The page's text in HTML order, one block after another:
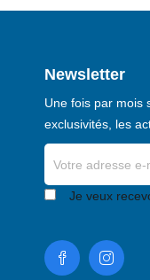
Newsletter
Une fois par mois
exclusivités, les
Je veux